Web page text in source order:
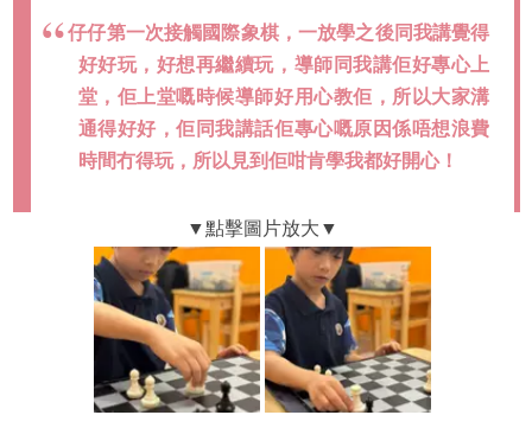
仔仔第一次接觸國際象棋，一放學之後同我講覺得
好好玩，好想再繼續玩，導師同我講佢好專心上
堂，佢上堂嘅時候導師好用心教佢，所以大家溝
通得好好，佢同我講話佢專心嘅原因係唔想浪費
時間冇得玩，所以見到佢咁肯學我都好開心！